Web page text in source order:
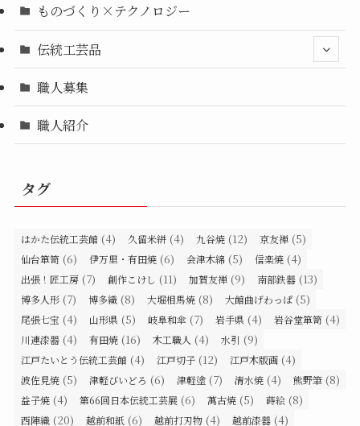
ものづくり×テクノロジー
伝統工芸品
職人募集
職人紹介
タグ
はかた伝統工芸館 (4) 久留米絣 (4) 九谷焼 (12) 京友禅 (5)
仙台箪笥 (6) 伊万里・有田焼 (6) 会津木綿 (5) 信楽焼 (4)
出張！匠工房 (7) 創作こけし (11) 加賀友禅 (9) 南部鉄器 (13)
博多人形 (7) 博多織 (8) 大堀相馬焼 (8) 大館曲げわっぱ (5)
尾張七宝 (4) 山形県 (5) 岐阜和傘 (7) 岩手県 (4) 岩谷堂箪笥 (4)
川連漆器 (4) 有田焼 (16) 木工職人 (4) 水引 (9)
江戸たいとう伝統工芸館 (4) 江戸切子 (12) 江戸木版画 (4)
波佐見焼 (5) 津軽びいどろ (6) 津軽塗 (7) 清水焼 (4) 熊野筆 (8)
益子焼 (4) 第66回日本伝統工芸展 (6) 萬古焼 (5) 蒔絵 (8)
西陣織 (20) 越前和紙 (6) 越前打刃物 (4) 越前漆器 (4)